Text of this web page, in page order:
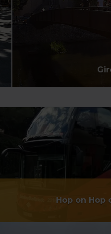
“Gestor de cookies”, que
inferior del web.
Hop on Hop